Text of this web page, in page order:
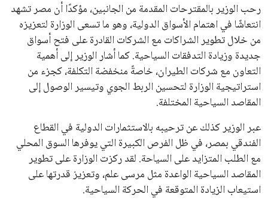
رحب الوزير بالمقترحات المقدمة من الجانبين، مؤكدًا أن مصر تشهد
انتعاشًا في اهتمام الأسواق الدولية، وهو ما تسعى الوزارة لتعزيزه
من خلال تطوير الشراكات مع الشركات القادرة على فتح أسواق
جديدة وزيادة التدفقات السياحية. كما أشار الوزير إلى أهمية
التعاون مع شركات الطيران، خاصةً منخفضة التكلفة، كجزء من
استراتيجية الوزارة لتحسين الربط الجوي وتيسير الوصول إلى
المقاصد السياحية المختلفة.
عبر الوزير كذلك عن ترحيبه بالاستثمارات الدولية في القطاع
الفندقي بمصر، في ظل الفرص الكبيرة التي يوفرها السوق المحلي
مع الطلب المتزايد على السياحة. لقد ركزت الوزارة على تطوير
المقاصد السياحية الواعدة مثل مرسى علم، وتعزيز قدرتها على
استيعاب الزيادة المتوقعة في الحركة السياحية.